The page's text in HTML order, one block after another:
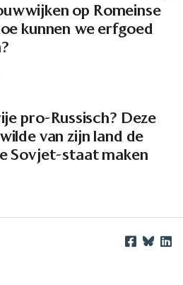
op Romeinse
kunnen we erfgoed
pro-Russisch? Deze
van zijn land de
Sovjet-staat maken